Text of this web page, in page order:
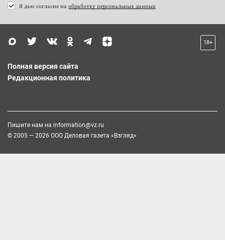
Я даю согласие на обработку персональных данных
18+
Полная версия сайта
Редакционная политика
Пишите нам на information@vz.ru
© 2005 — 2026 ООО Деловая газета «Взгляд»